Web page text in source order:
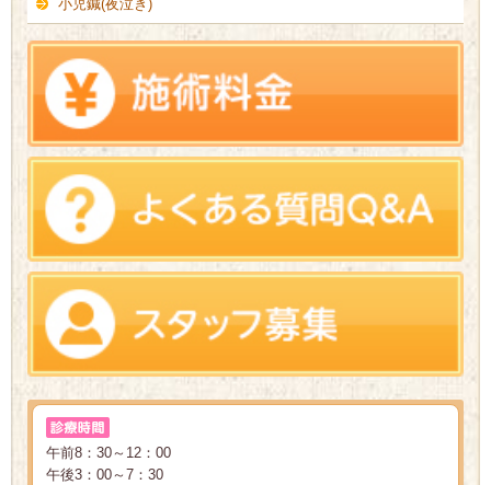
小児鍼(夜泣き)
午前8：30～12：00
午後3：00～7：30